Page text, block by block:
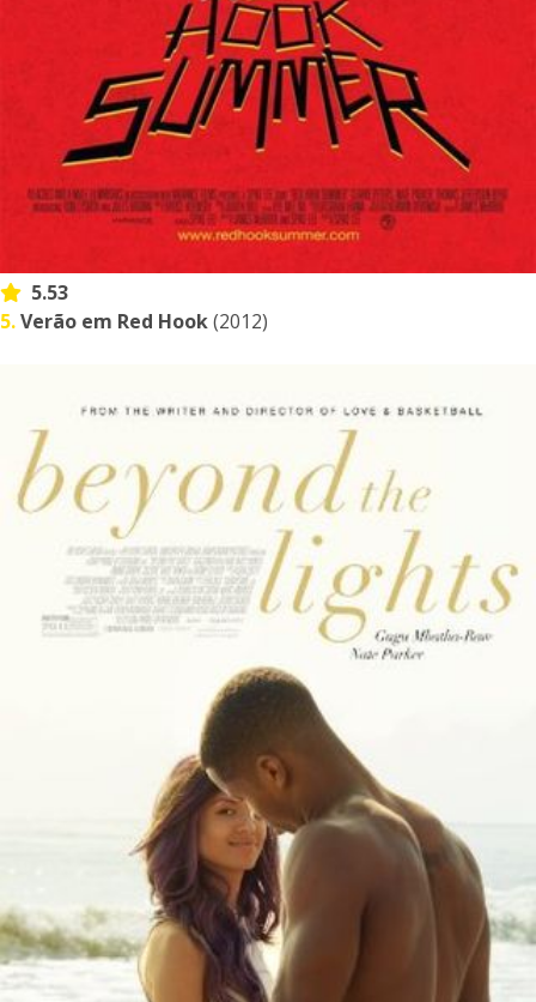
5.53
5.Verão em Red Hook(2012)